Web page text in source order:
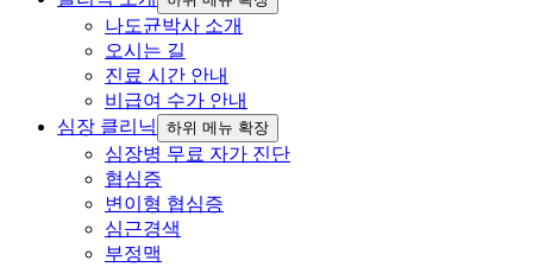
나도균박사 소개
오시는 길
진료 시간 안내
비급여 수가 안내
심장 클리닉
하위 메뉴 확장
심장병 무료 자가 진단
협심증
변이형 협심증
심근경색
부정맥